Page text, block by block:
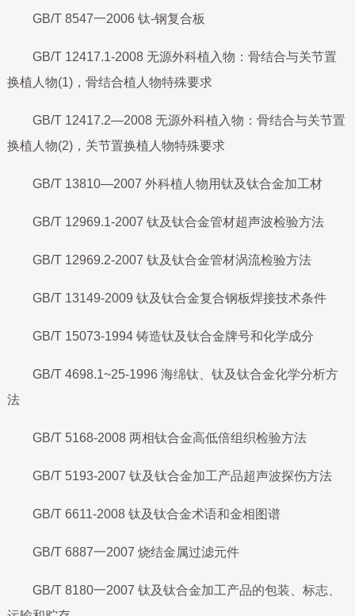
GB/T 8547一2006 钛-钢复合板
GB/T 12417.1-2008 无源外科植入物：骨结合与关节置
换植人物(1)，骨结合植人物特殊要求
GB/T 12417.2—2008 无源外科植入物：骨结合与关节置
换植人物(2)，关节置换植人物特殊要求
GB/T 13810—2007 外科植人物用钛及钛合金加工材
GB/T 12969.1-2007 钛及钛合金管材超声波检验方法
GB/T 12969.2-2007 钛及钛合金管材涡流检验方法
GB/T 13149-2009 钛及钛合金复合钢板焊接技术条件
GB/T 15073-1994 铸造钛及钛合金牌号和化学成分
GB/T 4698.1~25-1996 海绵钛、钛及钛合金化学分析方
法
GB/T 5168-2008 两相钛合金高低倍组织检验方法
GB/T 5193-2007 钛及钛合金加工产品超声波探伤方法
GB/T 6611-2008 钛及钛合金术语和金相图谱
GB/T 6887一2007 烧结金属过滤元件
GB/T 8180一2007 钛及钛合金加工产品的包装、标志、